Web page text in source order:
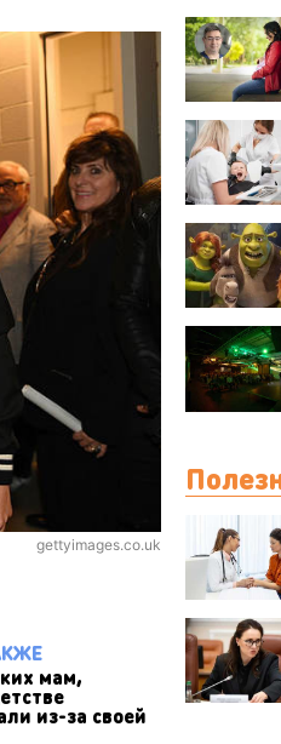
gettyimages.co.uk
мам,
из-за своей